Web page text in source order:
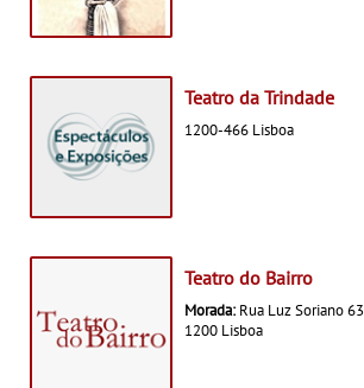
Teatro da Trindade
1200-466 Lisboa
Teatro do Bairro
Morada: Rua Luz Soriano 63
1200 Lisboa